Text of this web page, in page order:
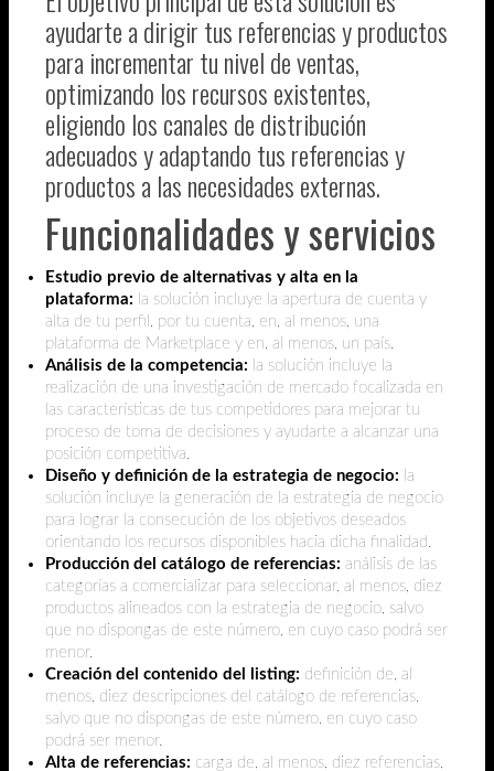
ayudarte a dirigir tus referencias y productos
para incrementar tu nivel de ventas,
optimizando los recursos existentes,
eligiendo los canales de distribución
adecuados y adaptando tus referencias y
productos a las necesidades externas.
Funcionalidades y servicios
Estudio previo de alternativas y alta en la
plataforma: la solución incluye la apertura de cuenta y
alta de tu perfil, por tu cuenta, en, al menos, una
plataforma de Marketplace y en, al menos, un país.
Análisis de la competencia: la solución incluye la
realización de una investigación de mercado focalizada en
las características de tus competidores para mejorar tu
proceso de toma de decisiones y ayudarte a alcanzar una
posición competitiva.
Diseño y definición de la estrategia de negocio: la
solución incluye la generación de la estrategia de negocio
para lograr la consecución de los objetivos deseados
orientando los recursos disponibles hacia dicha finalidad.
Producción del catálogo de referencias: análisis de las
categorías a comercializar para seleccionar, al menos, diez
productos alineados con la estrategia de negocio, salvo
que no dispongas de este número, en cuyo caso podrá ser
menor.
Creación del contenido del listing: definición de, al
menos, diez descripciones del catálogo de referencias,
salvo que no dispongas de este número, en cuyo caso
podrá ser menor.
Alta de referencias: carga de, al menos, diez referencias,